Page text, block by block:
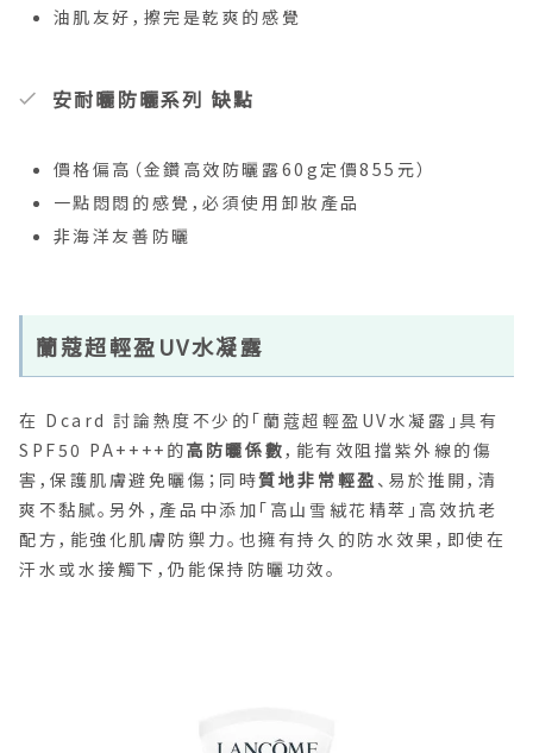
油肌友好，擦完是乾爽的感覺
安耐曬防曬系列 缺點
價格偏高（金鑽高效防曬露60g定價855元）
一點悶悶的感覺，必須使用卸妝產品
非海洋友善防曬
蘭蔻超輕盈UV水凝露
在 Dcard 討論熱度不少的「蘭蔻超輕盈UV水凝露」具有
SPF50 PA++++的高防曬係數，能有效阻擋紫外線的傷
害，保護肌膚避免曬傷；同時質地非常輕盈 、易於推開，清
爽不黏膩。另外，產品中添加「高山雪絨花精萃」高效抗老
配方，能強化肌膚防禦力。也擁有持久的防水效果，即使在
汗水或水接觸下，仍能保持防曬功效。